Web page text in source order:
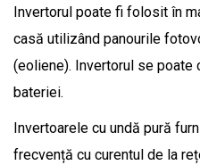
Invertorul poate fi folosit în
casă utilizând panourile
(eoliene). Invertorul se poate
bateriei.
Invertoarele cu undă pură
frecvență cu curentul de la